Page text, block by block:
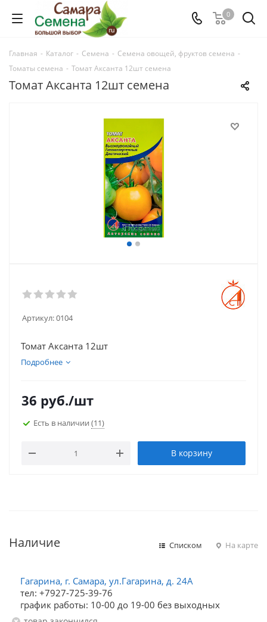
0
Главная - Каталог - Семена - Семена овощей, фруктов семена -
Томаты семена - Томат Аксанта 12шт семена
Томат Аксанта 12шт семена
Артикул:0104
Томат Аксанта 12шт
Подробнее
36 руб./шт
Есть в наличии (11)
В корзину
Наличие Списком На карте
Гагарина, г. Самара, ул.Гагарина, д. 24А
тел: +7927-725-39-76
график работы: 10-00 до 19-00 без выходных